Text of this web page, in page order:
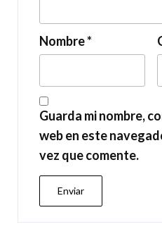
Nombre*
Guarda mi nombre,
web en este
vez que comente.